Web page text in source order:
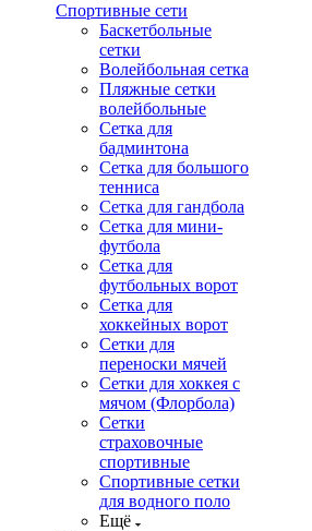
Спортивные сети
Баскетбольные
сетки
Волейбольная сетка
Пляжные сетки
волейбольные
Сетка для
бадминтона
Сетка для большого
тенниса
Сетка для гандбола
Сетка для мини-
футбола
Сетка для
футбольных ворот
Сетка для
хоккейных ворот
Сетки для
переноски мячей
Сетки для хоккея с
мячом (Флорбола)
Сетки
страховочные
спортивные
Спортивные сетки
для водного поло
Ещё